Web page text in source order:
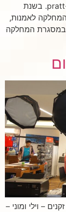
ובטכניון. כמו כן לימד אמנות באוליווט קולג' וב-pratt. בשנת
המחלקה לאמנות,
במסגרת המחלקה
– וילי ומוני –